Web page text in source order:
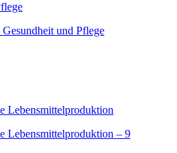
und Pflege
Lebensmittelproduktion
Lebensmittelproduktion – 9